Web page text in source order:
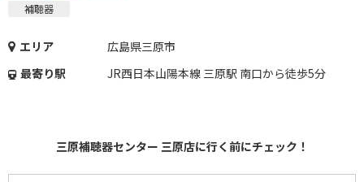
補聴器
エリア
広島県三原市
最寄り駅
JR西日本山陽本線 三原駅 南口から徒歩5分
三原補聴器センター 三原店に行く前にチェック！